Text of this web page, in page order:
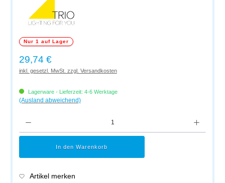
Nur 1 auf Lager
Regulärer Preis:
29,74 €
inkl. gesetzl. MwSt. zzgl. Versandkosten
Lagerware - Lieferzeit: 4-6 Werktage
(Ausland abweichend)
In den Warenkorb
Artikel merken